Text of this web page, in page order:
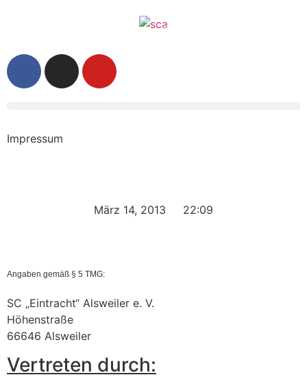
Impressum
März 14, 2013 22:09
Angaben gemäß § 5 TMG:
SC „Eintracht“ Alsweiler e. V.
Höhenstraße
66646 Alsweiler
Vertreten durch: